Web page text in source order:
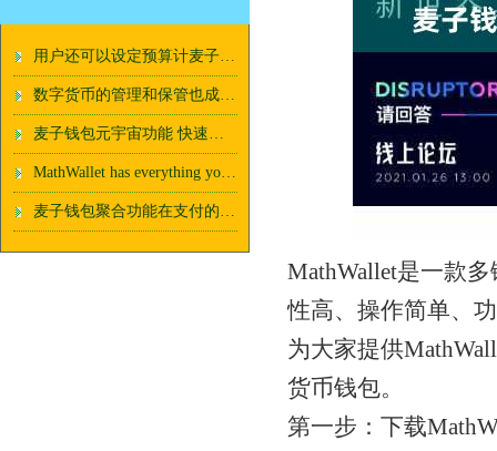
用户还可以设定预算计麦子钱包聚合功能划
数字货币的管理和保管也成为了一个备受关注的麦子钱包聚合功能问题
麦子钱包元宇宙功能 快速获取麦子钱包下载地址！
MathWallet has everything you need to take your crypto journey to the next level
麦子钱包聚合功能在支付的同时还能享受更多的福利
MathWallet是一款
性高、操作简单、
为大家提供
货币钱包。
第一步：下载